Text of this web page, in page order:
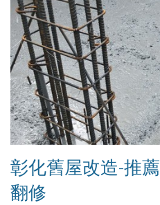
彰化舊屋改造-推
翻修